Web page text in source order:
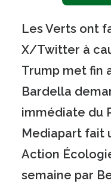
Les Verts ont
X/Twitter à
Trump met fin
Bardella
immédiate du
Mediapart fait
Action
semaine par